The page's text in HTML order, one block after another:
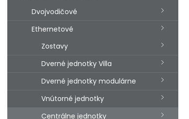
Dvojvodičové
Ethernetové
Zostavy
Dverné jednotky Villa
Dverné jednotky modulárne
Vnútorné jednotky
Centrálne jednotky